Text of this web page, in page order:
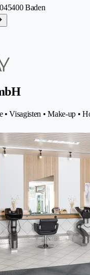
5400 Baden
• Visagisten • Make-up •